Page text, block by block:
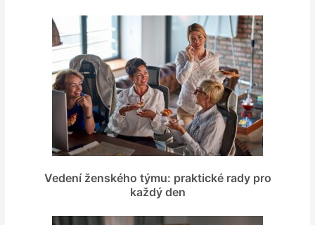
Vedení ženského týmu: praktické rady pro
každý den